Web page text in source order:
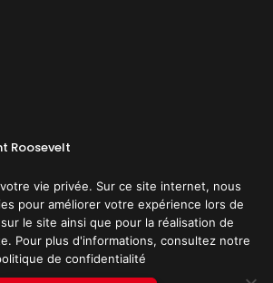
Roosevelt
CGU Politique de confidentialité
vie privée. Sur ce site internet, nous
pour améliorer votre expérience lors de
le site ainsi que pour la réalisation de
Pour plus d'informations, consultez notre
de confidentialité